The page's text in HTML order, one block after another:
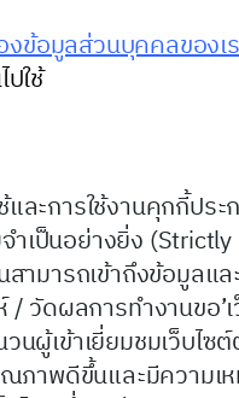
ข้อมูลส่วนบุคคลของเ
ใช้
และการใช้งานคุกกี้ป
ำเป็นอย่างยิ่ง
มารถเข้าถึงข้อมูลแล
/ วัดผลการทำงานขอ’
นผู้เข้าเยี่ยมชมเว็บไ
ภาพดีขึ้นและมีความเ